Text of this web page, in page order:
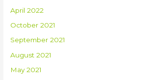
April 2022
October 2021
September 2021
August 2021
May 2021